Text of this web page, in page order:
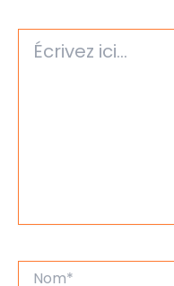
ici…